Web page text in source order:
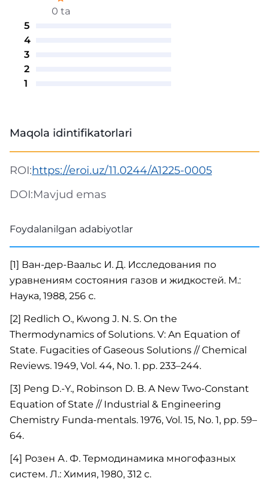
0 ta
5
4
3
2
1
Maqola idintifikatorlari
ROI:https://eroi.uz/11.0244/A1225-0005
DOI:Mavjud emas
Foydalanilgan adabiyotlar
[1] Ван-дер-Ваальс И. Д. Исследования по
уравнениям состояния газов и жидкостей. М.:
Наука, 1988, 256 с.
[2] Redlich O., Kwong J. N. S. On the
Thermodynamics of Solutions. V: An Equation of
State. Fugacities of Gaseous Solutions // Chemical
Reviews. 1949, Vol. 44, No. 1. pp. 233–244.
[3] Peng D.-Y., Robinson D. B. A New Two-Constant
Equation of State // Industrial & Engineering
Chemistry Funda-mentals. 1976, Vol. 15, No. 1, pp. 59–
64.
[4] Розен А. Ф. Термодинамика многофазных
систем. Л.: Химия, 1980, 312 с.